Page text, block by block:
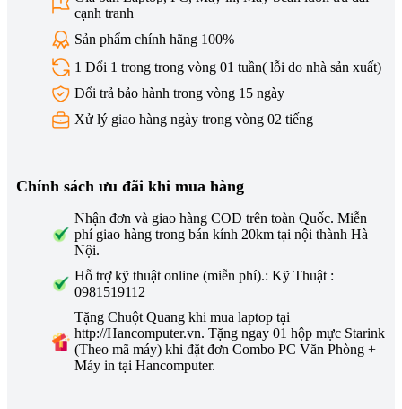
cạnh tranh
Sản phẩm chính hãng 100%
1 Đổi 1 trong trong vòng 01 tuần( lỗi do nhà sản xuất)
Đổi trả bảo hành trong vòng 15 ngày
Xử lý giao hàng ngày trong vòng 02 tiếng
Chính sách ưu đãi khi mua hàng
Nhận đơn và giao hàng COD trên toàn Quốc. Miễn
phí giao hàng trong bán kính 20km tại nội thành Hà
Nội.
Hỗ trợ kỹ thuật online (miễn phí).: Kỹ Thuật :
0981519112
Tặng Chuột Quang khi mua laptop tại
http://Hancomputer.vn. Tặng ngay 01 hộp mực Starink
(Theo mã máy) khi đặt đơn Combo PC Văn Phòng +
Máy in tại Hancomputer.